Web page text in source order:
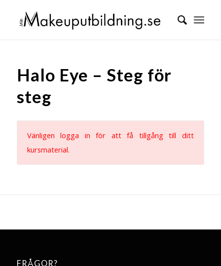
Halo Eye – Steg för
steg
Vänligen logga in för att få tillgång till ditt
kursmaterial.
FRÅGOR?